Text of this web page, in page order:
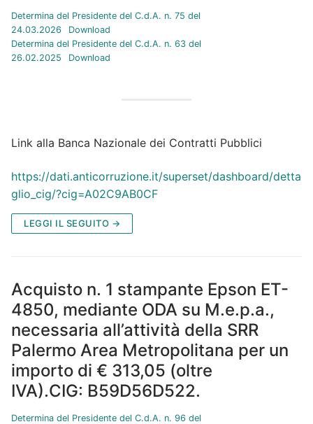
Determina del Presidente del C.d.A. n. 75 del
24.03.2026
Download
Determina del Presidente del C.d.A. n. 63 del
26.02.2025
Download
Link alla Banca Nazionale dei Contratti Pubblici
https://dati.anticorruzione.it/superset/dashboard/detta
glio_cig/?cig=A02C9AB0CF
LEGGI IL SEGUITO →
Acquisto n. 1 stampante Epson ET-
4850, mediante ODA su M.e.p.a.,
necessaria all’attività della SRR
Palermo Area Metropolitana per un
importo di € 313,05 (oltre
IVA).CIG: B59D56D522.
Determina del Presidente del C.d.A. n. 96 del